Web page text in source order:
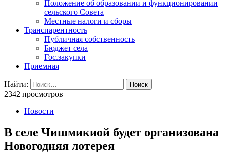
Положение об образовании и функционировании
сельского Совета
Местные налоги и сборы
Транспарентность
Публичная собственность
Бюджет села
Гос.закупки
Приемная
Найти:
2342 просмотров
Новости
В селе Чишмикиой будет организована
Новогодняя лотерея